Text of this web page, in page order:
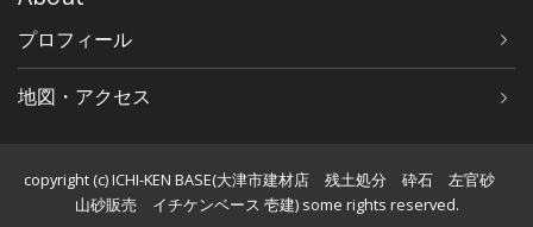
プロフィール
地図・アクセス
copyright (c) ICHI-KEN BASE(大津市建材店 残土処分 砕石 左官砂
山砂販売 イチケンベース 壱建) some rights reserved.